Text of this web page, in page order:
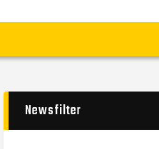
Newsfilter